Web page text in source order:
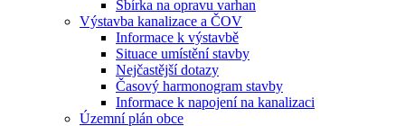
Sbírka na opravu varhan
Výstavba kanalizace a ČOV
Informace k výstavbě
Situace umístění stavby
Nejčastější dotazy
Časový harmonogram stavby
Informace k napojení na kanalizaci
Územní plán obce